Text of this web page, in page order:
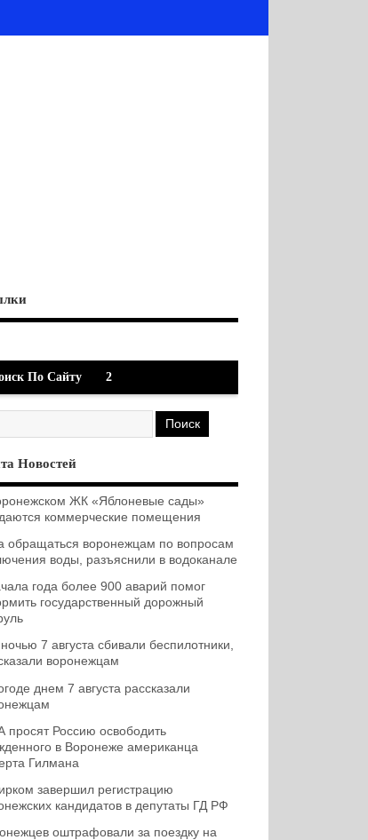
По Сайту 2
Новостей
ЖК «Яблоневые сады»
коммерческие помещения
обращаться воронежцам по вопросам
воды, разъяснили в водоканале
года более 900 аварий помог
государственный дорожный
7 августа сбивали беспилотники,
воронежцам
днем 7 августа рассказали
Россию освободить
в Воронеже американца
Гилмана
завершил регистрацию
кандидатов в депутаты ГД РФ
оштрафовали за поездку на